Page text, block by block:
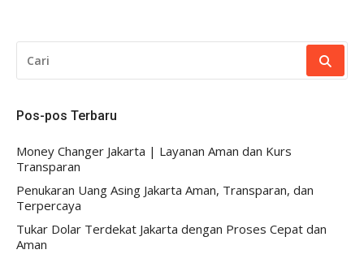
UNTUK:
Pos-pos Terbaru
Money Changer Jakarta | Layanan Aman dan Kurs
Transparan
Penukaran Uang Asing Jakarta Aman, Transparan, dan
Terpercaya
Tukar Dolar Terdekat Jakarta dengan Proses Cepat dan
Aman